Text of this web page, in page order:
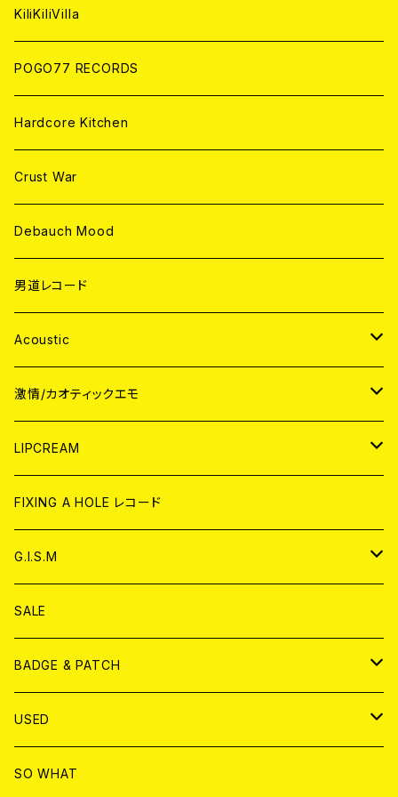
ANALOG
KiliKiliVilla
POGO77 RECORDS
Hardcore Kitchen
Crust War
Debauch Mood
男道レコード
Acoustic
JAPAN
CD
ANALOG
WORLD
CD
ANALOG
激情/カオティックエモ
JAPAN
CD
ANALOG
WORLD
CD
ANALOG
LIPCREAM
CD
アナログ
DVD
T-shirt & WEAR
FIXING A HOLE レコード
G.I.S.M
CD
ANALOG
T-SHIRT & WEAR
DVD
SALE
BADGE & PATCH
BADGE
PATCH
USED
書籍
SO WHAT